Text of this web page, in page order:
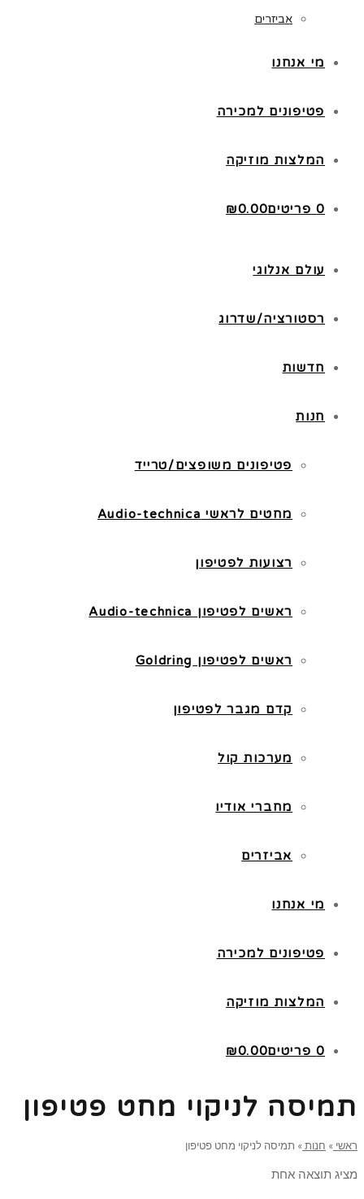
אביזרים
מי אנחנו
פטיפונים למכירה
המלצות מוזיקה
0 פריטים ₪0.00
עולם אנלוגי
רסטורציה/שדרוג
חדשות
חנות
פטיפונים משופצים/טרייד
מחטים לראשי Audio-technica
רצועות לפטיפון
ראשים לפטיפון Audio-technica
ראשים לפטיפון Goldring
קדם מגבר לפטיפון
מערכות קול
מחברי אודיו
אביזרים
מי אנחנו
פטיפונים למכירה
המלצות מוזיקה
0 פריטים ₪0.00
תמיסה לניקוי מחט פטיפון
ראשי » חנות » תמיסה לניקוי מחט פטיפון
מציג תוצאה אחת